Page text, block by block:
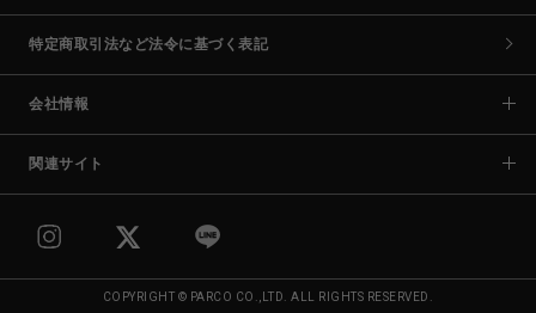
特定商取引法など法令に基づく表記
会社情報
関連サイト
COPYRIGHT © PARCO CO.,LTD. ALL RIGHTS RESERVED.